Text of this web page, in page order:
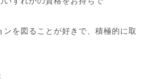
ンを図ることが好きで、積極的に取